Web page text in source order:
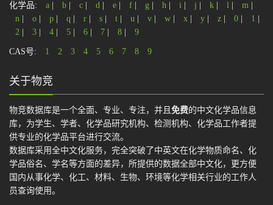
化学品: a b c d e f g h i j k l m
n
o p q r s t u v w x y z 0 1
2
3 4 5 6 7 8 9
CAS号: 1 2 3 4 5 6 7 8 9
关于物竞
物竞数据库是一个全面、专业、专注，并且 免费的中文化学品信息
库，为学生、学者、化学品研究机构、检测机构、化学品工作者提
供专业的化学品平台进行交流。
数据库采用全中文化服务，完全突破了中英文在化学物质命名、化
学品俗名、学名等方面的差异，所提供的数据全部中文化，更方便
国内从事化学、化工、材料、生物、环境等化学相关行业的工作人
员查询使用。